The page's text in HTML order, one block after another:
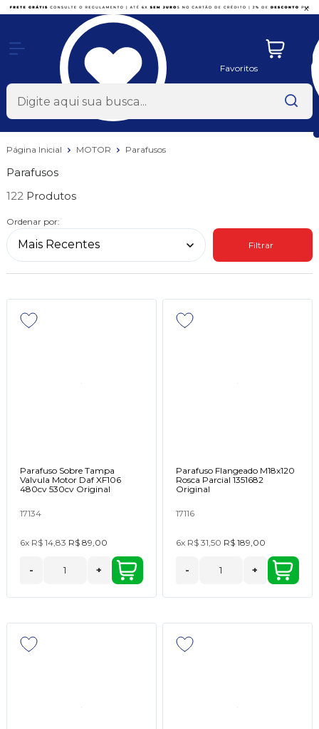
x
Favoritos
Página Inicial MOTOR Parafusos
Parafusos
122
Ordenar por:
Filtrar
Parafuso Sobre Tampa
Valvula Motor Daf XF106
480cv 530cv Original
17134
6x R$ 14,83 R$ 89,00
- +
Parafuso Flangeado M18x120
Rosca Parcial 1351682
Original
17116
6x R$ 31,50 R$ 189,00
- +